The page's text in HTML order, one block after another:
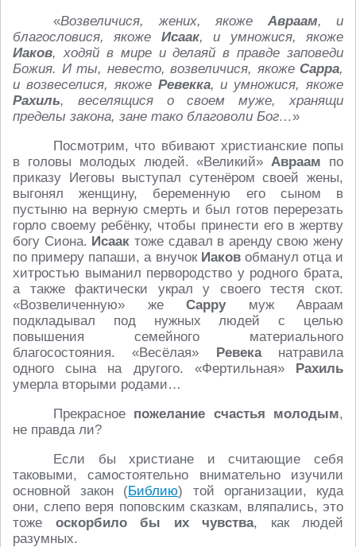
«Возвеличися, жених, якоже Авраам, и
благословися, якоже Исаак, и умножися, якоже
Иаков, ходяй в мире и делаяй в правде заповеди
Божия. И ты, невесто, возвеличися, якоже Сарра,
и возвеселися, якоже Ревекка, и умножися, якоже
Рахиль, веселящися о своем муже, хранящи
пределы закона, занe тако благоволи Бог…»
Посмотрим, что вбивают христианские попы
в головы молодых людей. «Великий»Авраам по
приказу Иеговы выступал сутенёром своей жены,
выгонял женщину, беременную его сыном в
пустыню на верную смерть и был готов перерезать
горло своему ребёнку, чтобы принести его в жертву
богу Сиона. Исаак тоже сдавал в аренду свою жену
по примеру папаши, а внучок Иаковобманул отца и
хитростью выманил первородство у родного брата,
а также фактически украл у своего тестя скот.
«Возвеличенную» же Саррумуж Авраам
подкладывал под нужных людей с целью
повышения семейного материального
благосостояния. «Весёлая» Ревеканатравила
одного сына на другого. «Фертильная» Рахиль
умерла вторыми родами…
Прекрасное пожелание счастья молодым,
не правда ли?
Если бы христиане и считающие себя
таковыми, самостоятельно внимательно изучили
основной закон (Библию) той организации, куда
они, слепо веря поповским сказкам, вляпались, это
тоже оскорбило бы их чувства, как людей
разумных.